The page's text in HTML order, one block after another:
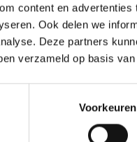
content en
Ook delen we
Deze partners
verzameld op basis
Voorkeuren
0